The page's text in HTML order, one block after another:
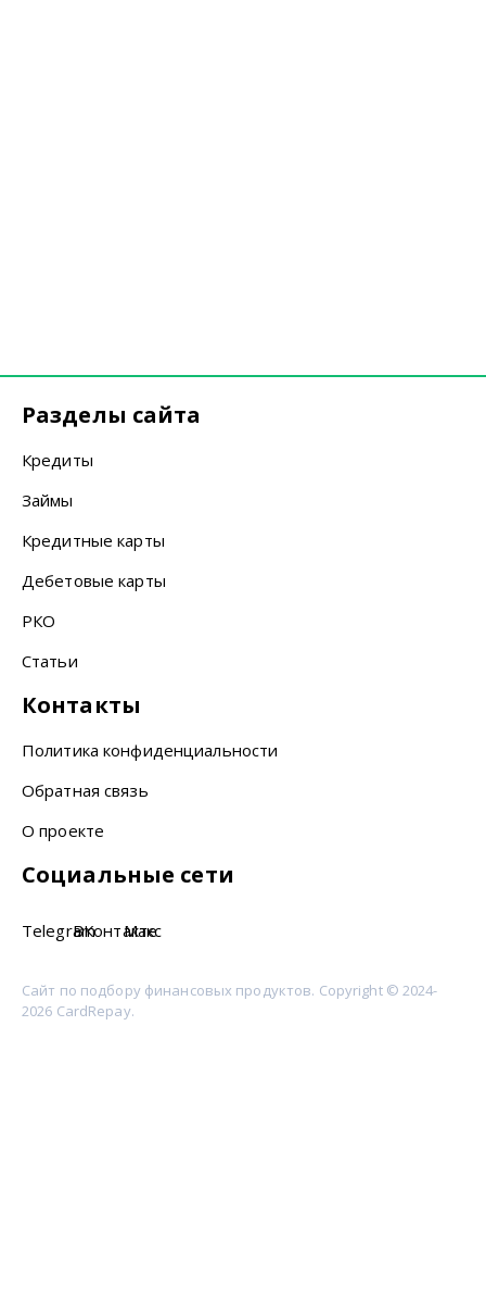
Разделы сайта
Кредиты
Займы
Кредитные карты
Дебетовые карты
РКО
Статьи
Контакты
Политика конфиденциальности
Обратная связь
О проекте
Социальные сети
TelegramВКонтакте
Макс
Сайт по подбору финансовых продуктов. Copyright © 2024-
2026 CardRepay.